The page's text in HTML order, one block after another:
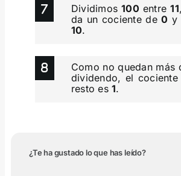
Dividimos100 entre11
da un cociente de0 y
10.
Como no quedan más
dividendo, el cociente
resto es1.
¿Te ha gustado lo que has leído?